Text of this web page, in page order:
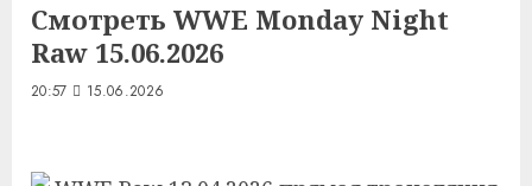
Смотреть WWE Monday Night
Raw 15.06.2026
20:57 15.06.2026